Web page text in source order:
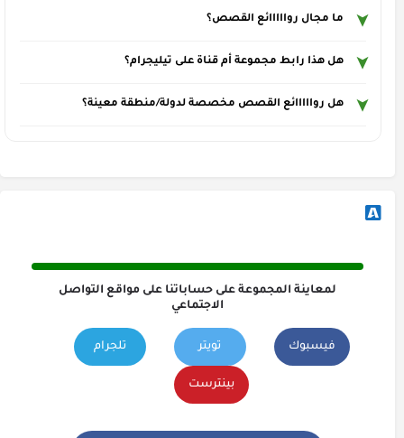
ما مجال روااااائع القصص؟
هل هذا رابط مجموعة أم قناة على تيليجرام؟
هل روااااائع القصص مخصصة لدولة/منطقة معينة؟
لمعاينة المجموعة على حساباتنا على مواقع التواصل
الاجتماعي
فيسبوك تويتر تلجرام
بينترست